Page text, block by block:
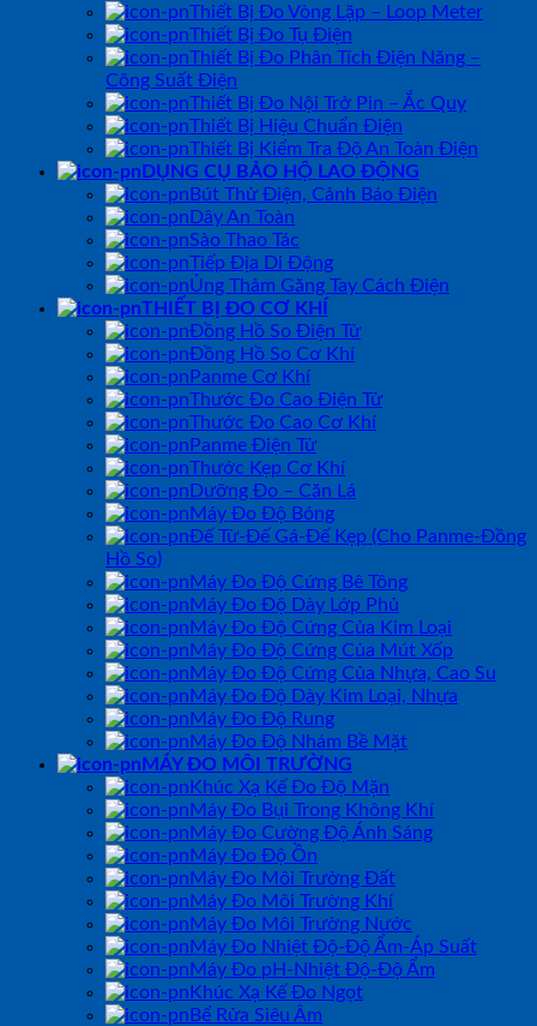
Thiết Bị Đo Vòng Lặp – Loop Meter
Thiết Bị Đo Tụ Điện
Thiết Bị Đo Phân Tích Điện Năng –
Công Suất Điện
Thiết Bị Đo Nội Trở Pin – Ắc Quy
Thiết Bị Hiệu Chuẩn Điện
Thiết Bị Kiểm Tra Độ An Toàn Điện
DỤNG CỤ BẢO HỘ LAO ĐỘNG
Bút Thử Điện, Cảnh Báo Điện
Dây An Toàn
Sào Thao Tác
Tiếp Địa Di Động
Ủng Thảm Găng Tay Cách Điện
THIẾT BỊ ĐO CƠ KHÍ
Đồng Hồ So Điện Tử
Đồng Hồ So Cơ Khí
Panme Cơ Khí
Thước Đo Cao Điện Tử
Thước Đo Cao Cơ Khí
Panme Điện Tử
Thước Kẹp Cơ Khí
Dưỡng Đo – Căn Lá
Máy Đo Độ Bóng
Đế Từ-Đế Gá-Đế Kẹp (Cho Panme-Đồng
Hồ So)
Máy Đo Độ Cứng Bê Tông
Máy Đo Độ Dày Lớp Phủ
Máy Đo Độ Cứng Của Kim Loại
Máy Đo Độ Cứng Của Mút Xốp
Máy Đo Độ Cứng Của Nhựa, Cao Su
Máy Đo Độ Dày Kim Loại, Nhựa
Máy Đo Độ Rung
Máy Đo Độ Nhám Bề Mặt
MÁY ĐO MÔI TRƯỜNG
Khúc Xạ Kế Đo Độ Mặn
Máy Đo Bụi Trong Không Khí
Máy Đo Cường Độ Ánh Sáng
Máy Đo Độ Ồn
Máy Đo Môi Trường Đất
Máy Đo Môi Trường Khí
Máy Đo Môi Trường Nước
Máy Đo Nhiệt Độ-Độ Ẩm-Áp Suất
Máy Đo pH-Nhiệt Độ-Độ Ẩm
Khúc Xạ Kế Đo Ngọt
Bể Rửa Siêu Âm